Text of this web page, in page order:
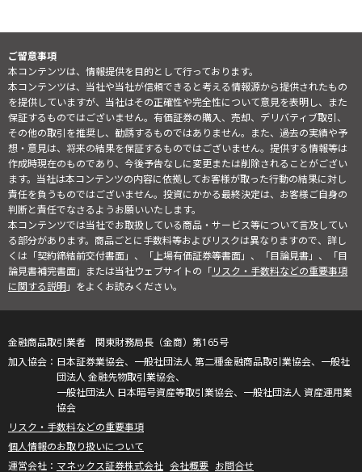
ご留意事項
本コンテンツは、情報提供を目的として行っております。
本コンテンツは、当社や当社が信頼できると考える情報源から提供されたもの
を提供していますが、当社はその正確性や完全性について意見を表明し、また
保証するものではございません。有価証券の購入、売却、デリバティブ取引、
その他の取引を推奨し、勧誘するものではありません。また、過去の実績や予
想・意見は、将来の結果を保証するものではございません。提供する情報等は
作成時現在のものであり、今後予告なしに変更または削除されることがござい
ます。当社は本コンテンツの内容に依拠してお客様が取った行動の結果に対し
責任を負うものではございません。投資にかかる最終決定は、お客様ご自身の
判断と責任でなさるようお願いいたします。
本コンテンツでは当社でお取扱している商品・サービス等について言及してい
る部分があります。商品ごとに手数料等およびリスクは異なりますので、詳し
くは「契約締結前交付書面」、「上場有価証券等書面」、「目論見書」、「目
論見書補完書面」または当社ウェブサイトの「リスク・手数料などの重要事項
に関する説明」をよくお読みください。
金融商品取引業者 関東財務局長（金商）第165号
日本証券業協会、一般社団法人 第二種金融商品取引業協会、一般社
団法人 金融先物取引業協会、
一般社団法人 日本暗号資産等取引業協会、一般社団法人 資産運用業
協会
リスク・手数料などの重要事項
個人情報のお取り扱いについて
マネックス証券株式会社 会社概要 お問合せ